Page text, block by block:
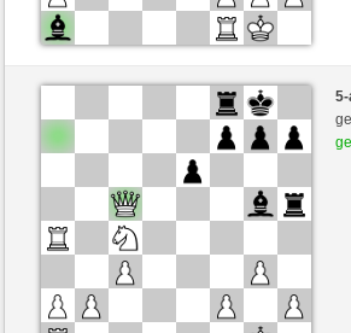
Zwart
Manfred63 (1326) (+17)
mnauerATgmxCH (1358) (-17)
Speelduur: 3 minutes/side + 2 seconds/move
Partij telt mee voor de ranglijst